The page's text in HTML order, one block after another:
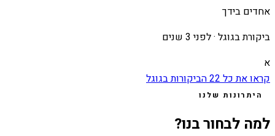
אחדים בידך
ביקורת בגוגל ·לפני 3 שנים
א
קראו את כל22הביקורות בגוגל
היתרונות שלנו
למה לבחור בנו?